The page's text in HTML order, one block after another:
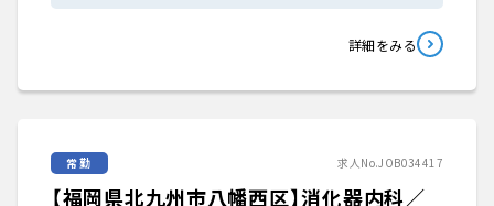
詳細をみる
常勤 求人No.JOB034417
【福岡県北九州市八幡西区】消化器内科／